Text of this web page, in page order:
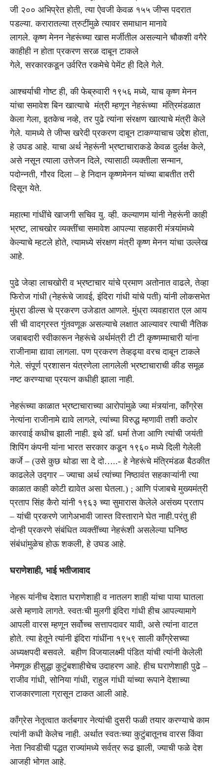
जी २०० अभिप्रेत होती, त्या ऐवजी केवळ १५५ जीप्स पदरात
पडल्या. करारातल्या त्रुटींमुळे त्यावर समाधान मानावे
लागले. कृष्ण मेनन नेहरूंच्या खास मर्जीतील असल्याने चौकशी वगैरे
काहीही न होता प्रकरण सरळ दाबून टाकले
गेले, सरकारकडून उर्वरित रकमेचे पेमेंट ही दिले गेले.
आश्चर्याची गोष्ट ही, की फेब्रुवारी १९५६ मध्ये, याच कृष्ण मेनन
यांचा समावेश बिन खात्याचे मंत्री म्हणून नेहरूंच्या मंत्रिमंडळात
केला गेला, इतकेच नव्हे, तर पुढे त्यांना संरक्षण खात्याचे मंत्री केले
गेले. यामध्ये ते जीप्स खरेदी प्रकरण दाबून टाकण्याचाच उद्देश होता,
हे उघड आहे. याचा अर्थ नेहरूंनी भ्रष्टाचाराकडे केवळ दुर्लक्ष केले,
असे नसून त्याला उत्तेजन दिले, त्यासाठी व्यक्तीला सन्मान,
पदोन्नती, गौरव दिला – हे निदान कृष्णमेनन यांच्या बाबतीत तरी
दिसून येते.
महात्मा गांधींचे खाजगी सचिव यु. व्ही. कल्याणम यांनी नेहरूंनी काही
भ्रष्ट, लाचखोर व्यक्तींचा समावेश आपल्या सहकारी मंत्र्यांमध्ये
केल्याचे म्हटले होते, त्यामध्ये संरक्षण मंत्री कृष्ण मेनन यांचा उल्लेख
आहे.
पुढे जेव्हा लाचखोरी व भ्रष्टाचार यांचे प्रमाण अतोनात वाढले, तेव्हा
फिरोज गांधी (नेहरूंचे जावई, इंदिरा गांधी यांचे पती) यांनी लोकसभेत
मुंध्रा डील्स चे प्रकरण उजेडात आणले. मुंध्रा व्यवहारात एल आय
सी ची वादग्रस्त गुंतवणूक असल्याचे लक्षात आल्यावर त्याची नैतिक
जबाबदारी स्वीकारून नेहरूंचे अर्थमंत्री टी टी कृष्णम्माचारी यांना
राजीनामा द्यावा लागला. पण प्रकरण तेव्हढ्या वरच दाबून टाकले
गेले. संपूर्ण प्रशासन यंत्रणेला लागलेली भ्रष्टाचाराची कीड समूळ
नष्ट करण्याचा प्रयत्न कधीही झाला नाही.
नेहरूंच्या काळात भ्रष्टाचाराच्या आरोपांमुळे ज्या मंत्र्यांना, कॉंग्रेस
नेत्यांना राजीनामे द्यावे लागले, त्यांच्या विरुद्ध म्हणावी तशी कठोर
कारवाई कधीच झाली नाही. इथे डॉ. धर्मा तेजा आणि त्यांची जयंती
शिपिंग कंपनी यांना भारत सरकार कडून १९६० मध्ये दिली गेलेली
कर्जे – (उसे कुछ थोडा सा दे दो…..- हे नेहरूंचे मंत्रिमंडळ बैठकीत
काढलेले उद्गार – ज्याचा अर्थ त्यांच्या निष्ठावंत सहकाऱ्यांनी त्या
काळात काही कोटी द्यावेत असा घेतला.) ; आणि पंजाबचे मुख्यमंत्री
प्रताप सिंह कैरो यांनी १९६३ च्या सुमारास केलेले असंख्य प्रताप
– यांची प्रकरणे जागेअभावी जास्त विस्ताराने घेत नाही.परंतु ही
दोन्ही प्रकरणे संबंधित व्यक्तींच्या नेहरूंशी असलेल्या घनिष्ठ
संबंधांमुळेच होऊ शकली, हे उघड आहे.
घराणेशाही, भाईभतीजावाद
नेहरू यांनीच देशात घराणेशाही व नातलग शाही यांचा पाया घातला
असे म्हणावे लागते. स्वतःची मुलगी इंदिरा गांधी हीच आपल्यामागे
आपली वारस म्हणून सर्वोच्च सत्तापदावर यावी, असे त्यांना वाटत
होते. त्या हेतूने त्यांनी इंदिरा गांधींना १९५९ साली कॉंग्रेसच्या
अध्यक्षपदी बसवले. बहीण विजयालक्ष्मी पंडित यांची त्यांनी केलेली
नेमणूक हीसुद्धा कुटुंबशाहीचेच उदाहरण आहे. हीच घराणेशाही पुढे –
राजीव गांधी, सोनिया गांधी, राहुल गांधी यांच्या रूपाने देशाच्या
राजकारणाला ग्रासून टाकत आली आहे.
कॉंग्रेस नेतृत्वात कर्तबगार नेत्यांची दुसरी फळी तयार करण्याचे काम
त्यांनी कधी केलेच नाही. अर्थात स्वतःच्या कुटुंबातूनच वारस किंवा
नेता निवडीची पद्धत राज्यांमध्ये सर्वत्र रूढ झाली, ज्याची फळे देश
आजही भोगत आहे.